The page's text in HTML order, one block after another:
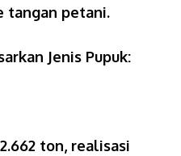
tangan petani.
Jenis Pupuk:
ton, realisasi